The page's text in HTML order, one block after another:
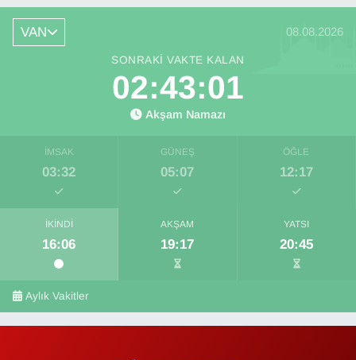
VAN 08.08.2026
SONRAKI VAKTE KALAN
02:43:00
Akşam Namazı
İMSAK
03:32
GÜNEŞ
05:07
ÖĞLE
12:17
İKINDI
16:06
AKŞAM
19:17
YATSI
20:45
Aylık Vakitler